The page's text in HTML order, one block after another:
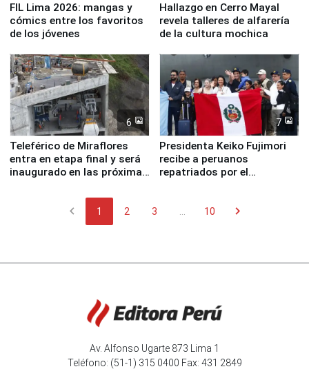
FIL Lima 2026: mangas y
cómics entre los favoritos
de los jóvenes
Hallazgo en Cerro Mayal
revela talleres de alfarería
de la cultura mochica
6
Teleférico de Miraflores
entra en etapa final y será
inaugurado en las próximas
7
Presidenta Keiko Fujimori
recibe a peruanos
repatriados por el
chevron_left 1 2 3 10 chevron_right
Av. Alfonso Ugarte 873 Lima 1
Teléfono: (51-1) 315 0400 Fax: 431 2849